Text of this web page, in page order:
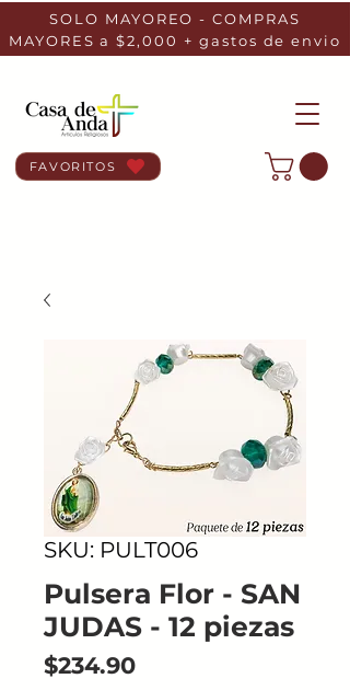
SOLO MAYOREO - COMPRAS
MAYORES a $2,000 + gastos de envio
FAVORITOS
SKU: PULT006
Pulsera Flor - SAN
JUDAS - 12 piezas
$234.90Precio